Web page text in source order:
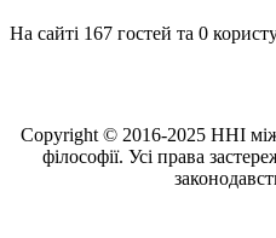
На сайті 167 гостей та 0
Copyright © 2016-2025 ННІ
філософії. Усі права